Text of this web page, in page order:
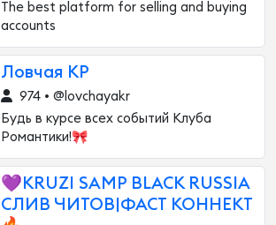
The best platform for selling and buying
accounts
Ловчая КР
974 • @lovchayakr
Будь в курсе всех событий Клуба
Романтики!🎀
💜KRUZI SAMP BLACK RUSSIA
СЛИВ ЧИТОВ|ФАСТ КОННЕКТ